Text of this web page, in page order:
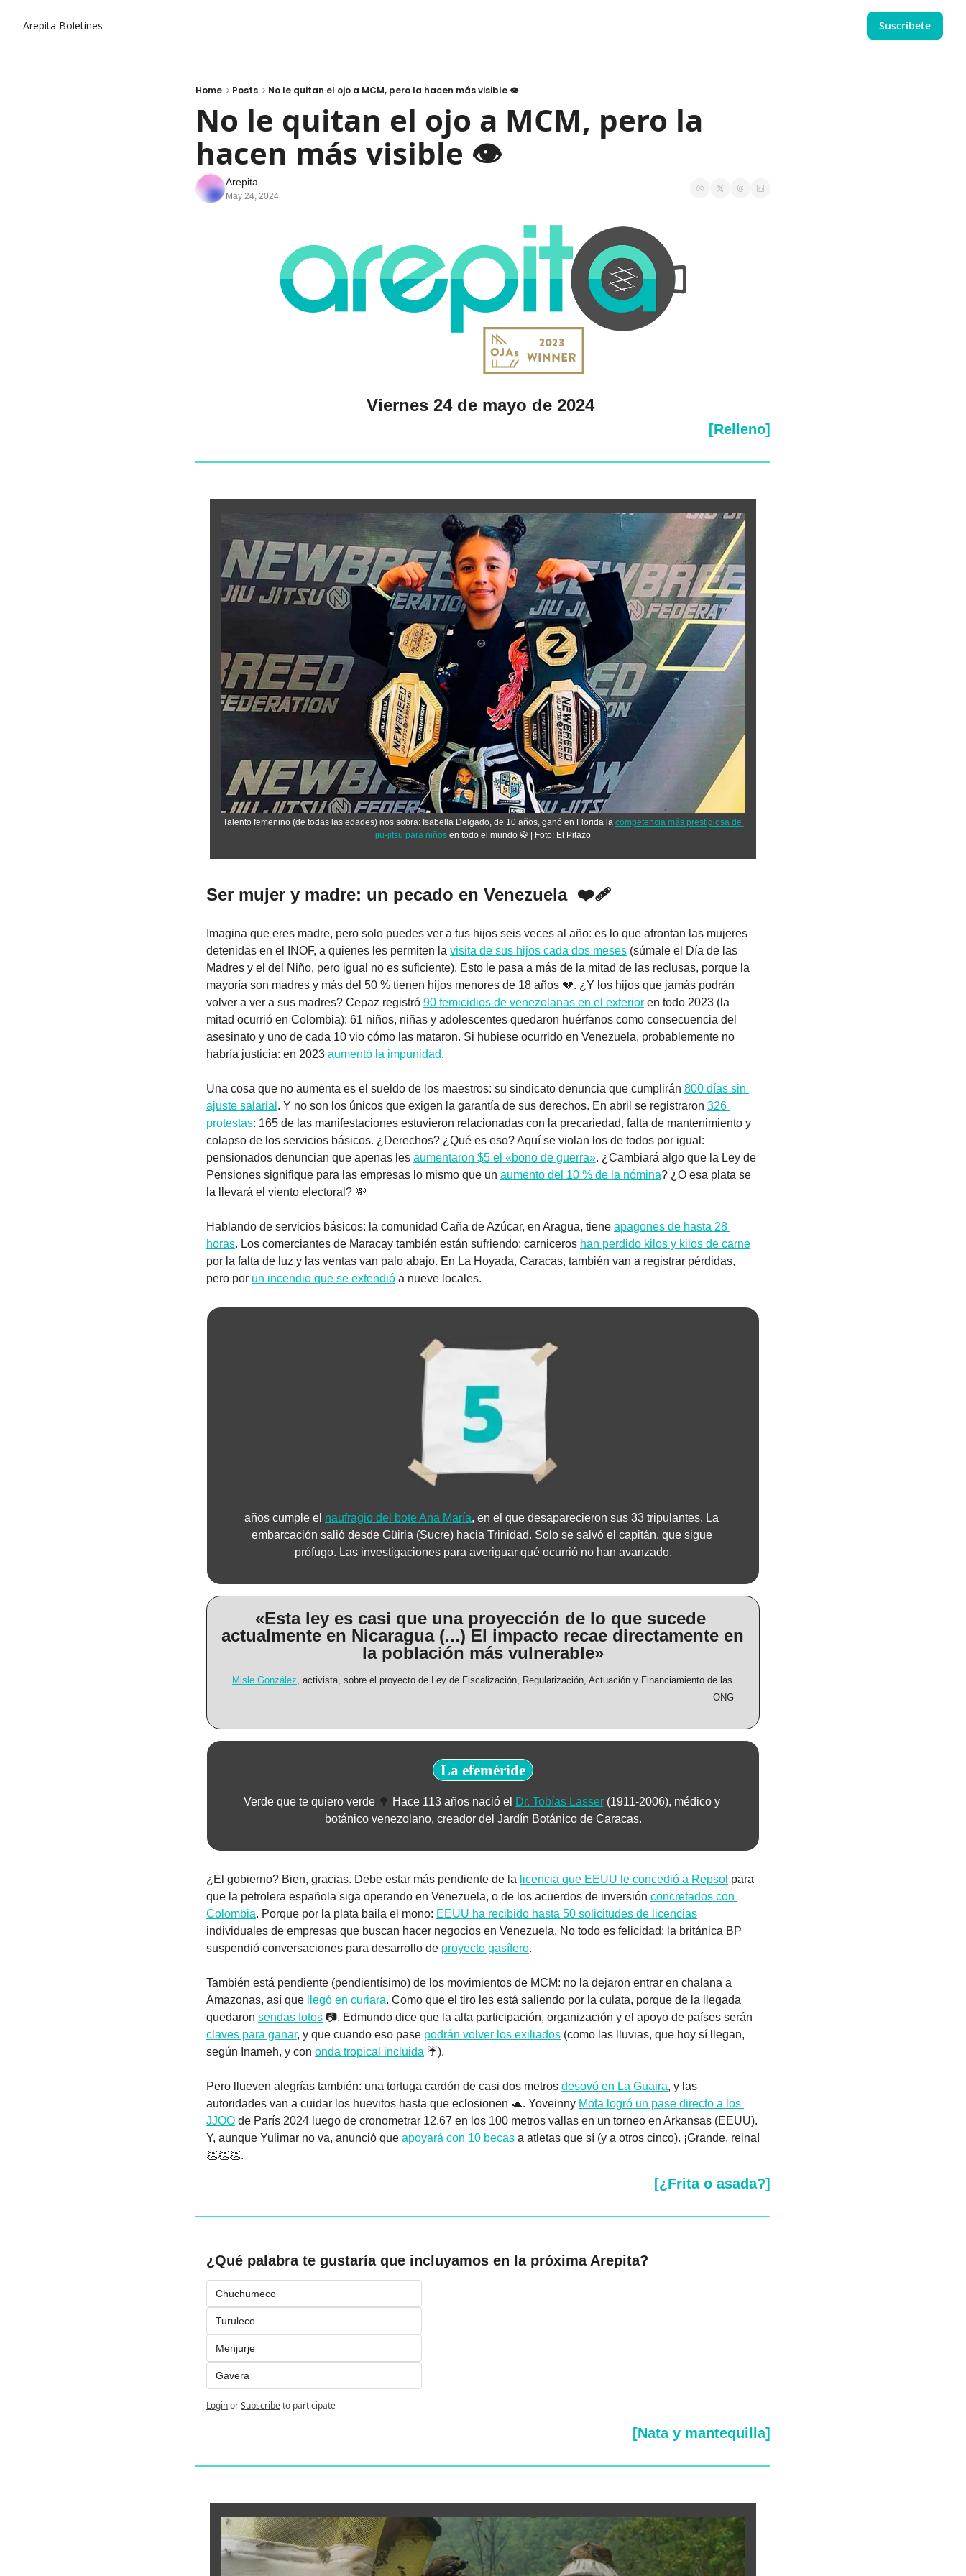
Arepita Boletines Suscríbete
Home Posts No le quitan el ojo a MCM, pero la hacen más visible 👁️
No le quitan el ojo a MCM, pero la
hacen más visible 👁️
Arepita
May 24, 2024
Viernes 24 de mayo de 2024
[Relleno]
Talento femenino (de todas las edades) nos sobra: Isabella Delgado, de 10 años, ganó en Florida la competencia más prestigiosa de
jiu-jitsu para niños en todo el mundo 🥋 | Foto: El Pitazo
Ser mujer y madre: un pecado en Venezuela  ❤️‍🩹
Imagina que eres madre, pero solo puedes ver a tus hijos seis veces al año: es lo que afrontan las mujeres
detenidas en el INOF, a quienes les permiten la visita de sus hijos cada dos meses (súmale el Día de las
Madres y el del Niño, pero igual no es suficiente). Esto le pasa a más de la mitad de las reclusas, porque la
mayoría son madres y más del 50 % tienen hijos menores de 18 años 💔. ¿Y los hijos que jamás podrán
volver a ver a sus madres? Cepaz registró 90 femicidios de venezolanas en el exterior en todo 2023 (la
mitad ocurrió en Colombia): 61 niños, niñas y adolescentes quedaron huérfanos como consecuencia del
asesinato y uno de cada 10 vio cómo las mataron. Si hubiese ocurrido en Venezuela, probablemente no
habría justicia: en 2023 aumentó la impunidad.
Una cosa que no aumenta es el sueldo de los maestros: su sindicato denuncia que cumplirán 800 días sin
ajuste salarial . Y no son los únicos que exigen la garantía de sus derechos. En abril se registraron 326
protestas: 165 de las manifestaciones estuvieron relacionadas con la precariedad, falta de mantenimiento y
colapso de los servicios básicos. ¿Derechos? ¿Qué es eso? Aquí se violan los de todos por igual:
pensionados denuncian que apenas les aumentaron $5 el «bono de guerra». ¿Cambiará algo que la Ley de
Pensiones signifique para las empresas lo mismo que un aumento del 10 % de la nómina? ¿O esa plata se
la llevará el viento electoral? 💸
Hablando de servicios básicos: la comunidad Caña de Azúcar, en Aragua, tiene apagones de hasta 28
horas. Los comerciantes de Maracay también están sufriendo: carniceros han perdido kilos y kilos de carne
por la falta de luz y las ventas van palo abajo. En La Hoyada, Caracas, también van a registrar pérdidas,
pero por un incendio que se extendió a nueve locales.
años cumple el naufragio del bote Ana María, en el que desaparecieron sus 33 tripulantes. La
embarcación salió desde Güiria (Sucre) hacia Trinidad. Solo se salvó el capitán, que sigue
prófugo. Las investigaciones para averiguar qué ocurrió no han avanzado.
«Esta ley es casi que una proyección de lo que sucede
actualmente en Nicaragua (...) El impacto recae directamente en
la población más vulnerable»
Misle González, activista, sobre el proyecto de Ley de Fiscalización, Regularización, Actuación y Financiamiento de las
ONG
La efeméride
Verde que te quiero verde 🌳 Hace 113 años nació el Dr. Tobías Lasser (1911-2006), médico y
botánico venezolano, creador del Jardín Botánico de Caracas.
¿El gobierno? Bien, gracias. Debe estar más pendiente de la licencia que EEUU le concedió a Repsol para
que la petrolera española siga operando en Venezuela, o de los acuerdos de inversión concretados con
Colombia. Porque por la plata baila el mono: EEUU ha recibido hasta 50 solicitudes de licencias
individuales de empresas que buscan hacer negocios en Venezuela. No todo es felicidad: la británica BP
suspendió conversaciones para desarrollo de proyecto gasífero.
También está pendiente (pendientísimo) de los movimientos de MCM: no la dejaron entrar en chalana a
Amazonas, así que
llegó en curiara. Como que el tiro les está saliendo por la culata, porque de la llegada
quedaron sendas fotos
claves para ganar, y que cuando eso pase podrán volver los exiliados (como las lluvias, que hoy sí llegan,
según Inameh, y con onda tropical incluida ☔).
Pero llueven alegrías también: una tortuga cardón de casi dos metros desovó en La Guaira, y las
autoridades van a cuidar los huevitos hasta que eclosionen 🐢. Yoveinny Mota logró un pase directo a los
JJOO de París 2024 luego de cronometrar 12.67 en los 100 metros vallas en un torneo en Arkansas (EEUU).
Y, aunque Yulimar no va, anunció que apoyará con 10 becas
👏👏👏.
[¿Frita o asada?]
¿Qué palabra te gustaría que incluyamos en la próxima Arepita?
Chuchumeco
Turuleco
Menjurje
Gavera
LoginorSubscribeto participate
[Nata y mantequilla]